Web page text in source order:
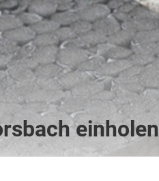
einholen